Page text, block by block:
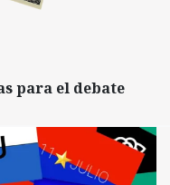
para el debate